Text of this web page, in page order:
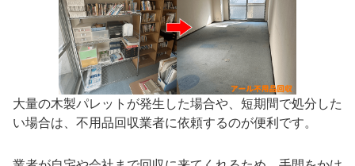
大量の木製パレットが発生した場合や、短期間で処分した
い場合は、不用品回収業者に依頼するのが便利です。